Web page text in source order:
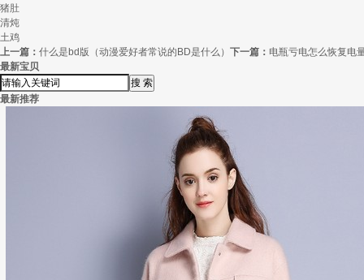
猪肚
清炖
土鸡
上一篇： 什么是bd版（动漫爱好者常说的BD是什么） 下一篇： 电瓶亏电怎么恢复电
最新宝贝
最新推荐